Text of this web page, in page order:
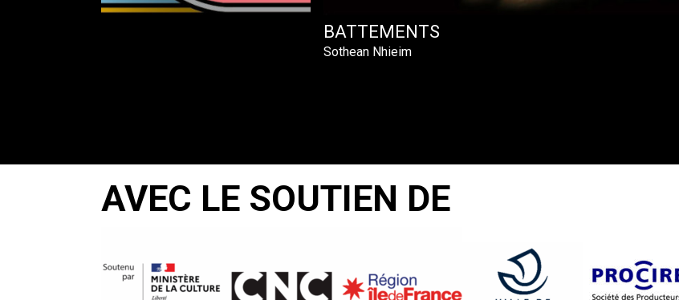
BATTEMENTS
Sothean Nhieim
AVEC LE SOUTIEN DE